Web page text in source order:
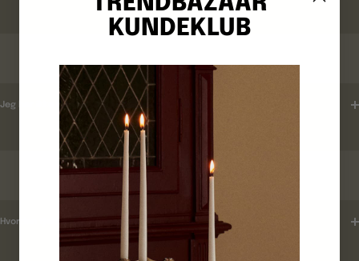
Jeg har ikke modtaget en ordrebekræftelse ?
LEVERINGSTID
Hvordan tjekker jeg leveringstid ?
KUNDEKLUB